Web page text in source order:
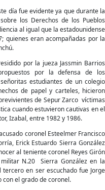
día fue evidente ya que durante la
los Derechos de los Pueblos
al igual que la estadounidense
quienes eran acompañadas por la
por la jueza Jassmin Barrios
por la defensa de los
estudiantes de un colegio
de papel y carteles, hicieron
de Sepur Zarco víctimas
cuando estuvieron cautivas en el
Izabal, entre 1982 y 1986.
coronel Esteelmer Francisco
Erick Estuardo Sierra González
al teniente coronel Reyes Girón
N.20 Sierra González en la
en ser escuchado fue Jorge
el grado de coronel.